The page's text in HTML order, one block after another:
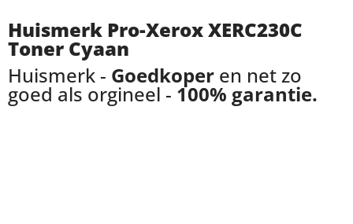
Huismerk Pro-Xerox XERC230C
Toner Cyaan
Huismerk - Goedkoper en net zo
goed als orgineel - 100% garantie.